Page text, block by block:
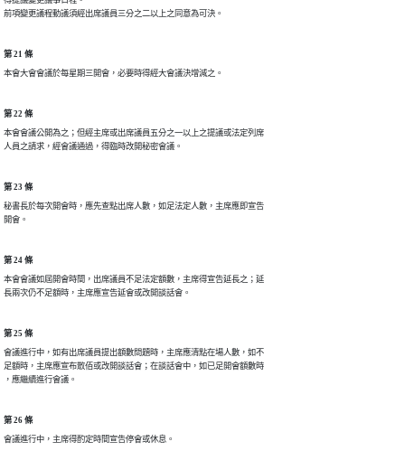
前項變更議程動議須經出席議員三分之二以上之同意為可決。
第 21 條
本會大會會議於每星期三開會，必要時得經大會議決增減之。
第 22 條
本會會議公開為之；但經主席或出席議員五分之一以上之提議或法定列席
人員之請求，經會議通過，得臨時改開秘密會議。
第 23 條
秘書長於每次開會時，應先查點出席人數，如足法定人數，主席應即宣告
開會。
第 24 條
本會會議如屆開會時間，出席議員不足法定額數，主席得宣告延長之；延
長兩次仍不足額時，主席應宣告延會或改開談話會。
第 25 條
會議進行中，如有出席議員提出額數問題時，主席應清點在場人數，如不
足額時，主席應宣布散佰或改開談話會；在談話會中，如已足開會額數時
，應繼續進行會議。
第 26 條
會議進行中，主席得酌定時間宣告停會或休息。